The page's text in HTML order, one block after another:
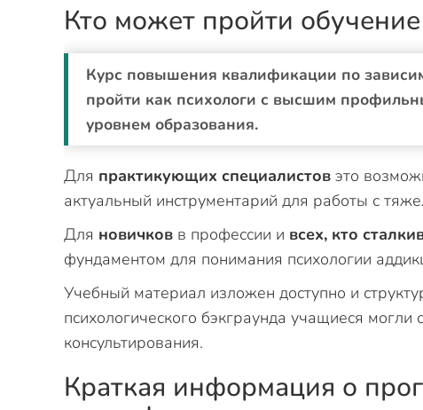
Кто может пройти обучение
Курс повышения квалификации по
пройти как психологи с высшим
уровнем образования.
Для практикующих специалистов это
актуальный инструментарий для работы с
Для новичков в профессии и всех, кто
фундаментом для понимания психологии
Учебный материал изложен доступно и
психологического бэкграунда учащиеся
консультирования.
Краткая информация о